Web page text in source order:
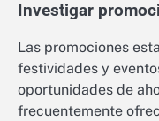
Investigar
Las promociones
festividades y
oportunidades de
frecuentemente